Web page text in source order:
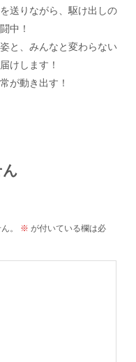
送りながら、駆け出しの
中！
と、みんなと変わらない
けします！
が動き出す！
。 ※ が付いている欄は必